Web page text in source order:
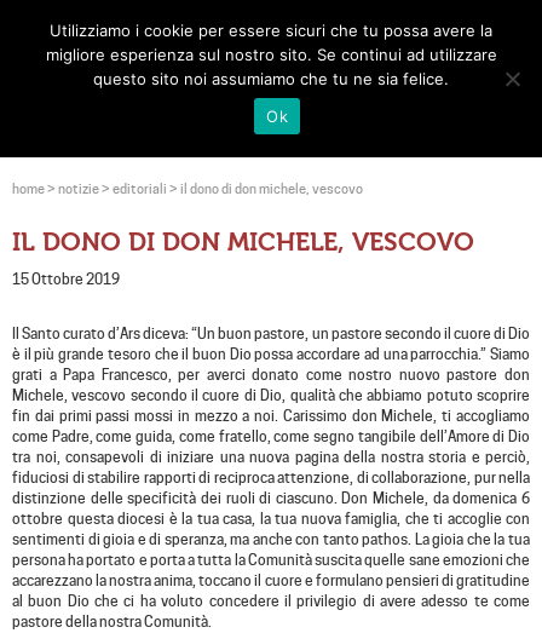
Toggle
home> notizie> editoriali > il dono di don michele, vescovo
IL DONO DI DON MICHELE, VESCOVO
15 Ottobre 2019
Il Santo curato d’Ars diceva: “Un buon pastore, un pastore secondo il cuore di Dio
è il più grande tesoro che il buon Dio possa accordare ad una parrocchia.” Siamo
grati a Papa Francesco, per averci donato come nostro nuovo pastore don
Michele, vescovo secondo il cuore di Dio, qualità che abbiamo potuto scoprire
fin dai primi passi mossi in mezzo a noi. Carissimo don Michele, ti accogliamo
come Padre, come guida, come fratello, come segno tangibile dell’Amore di Dio
tra noi, consapevoli di iniziare una nuova pagina della nostra storia e perciò,
fiduciosi di stabilire rapporti di reciproca attenzione, di collaborazione, pur nella
distinzione delle specificità dei ruoli di ciascuno. Don Michele, da domenica 6
ottobre questa diocesi è la tua casa, la tua nuova famiglia, che ti accoglie con
sentimenti di gioia e di speranza, ma anche con tanto pathos. La gioia che la tua
persona ha portato e porta a tutta la Comunità suscita quelle sane emozioni che
accarezzano la nostra anima, toccano il cuore e formulano pensieri di gratitudine
al buon Dio che ci ha voluto concedere il privilegio di avere adesso te come
pastore della nostra Comunità.
Utilizziamo i cookie per essere sicuri che tu possa avere la
migliore esperienza sul nostro sito. Se continui ad utilizzare
questo sito noi assumiamo che tu ne sia felice.
Ok